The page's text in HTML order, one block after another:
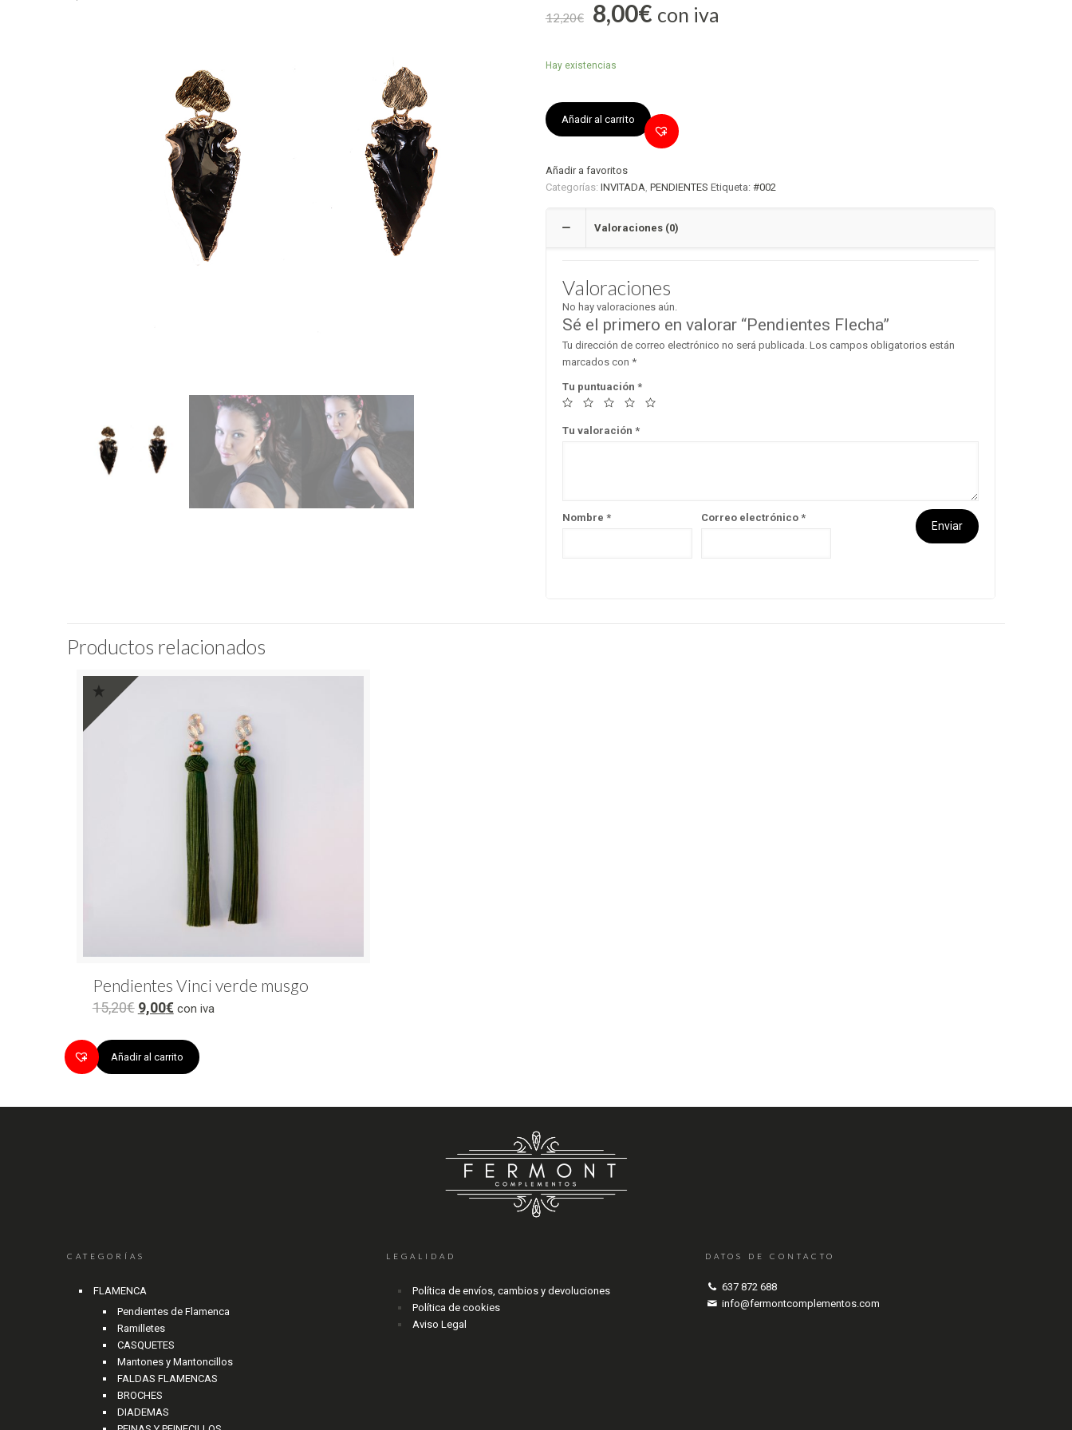
12,20€ 8,00€ con iva
Hay existencias
Añadir al carrito
Añadir a favoritos
Categorías: INVITADA PENDIENTES Etiqueta: #002
Valoraciones (0)
Valoraciones
No hay valoraciones aún.
Sé el primero en valorar “Pendientes Flecha”
Tu dirección de correo electrónico no será publicada. Los campos obligatorios están
marcados con *
Tu puntuación *
Tu valoración *
Nombre * Correo electrónico *
Productos relacionados
Pendientes Vinci verde musgo
15,20€ 9,00€ con iva
Añadir al carrito
CATEGORÍAS
FLAMENCA
Pendientes de Flamenca
Ramilletes
CASQUETES
Mantones y Mantoncillos
FALDAS FLAMENCAS
BROCHES
DIADEMAS
LEGALIDAD
Política de envíos, cambios y devoluciones
Política de cookies
Aviso Legal
DATOS DE CONTACTO
637 872 688
info@fermontcomplementos.com